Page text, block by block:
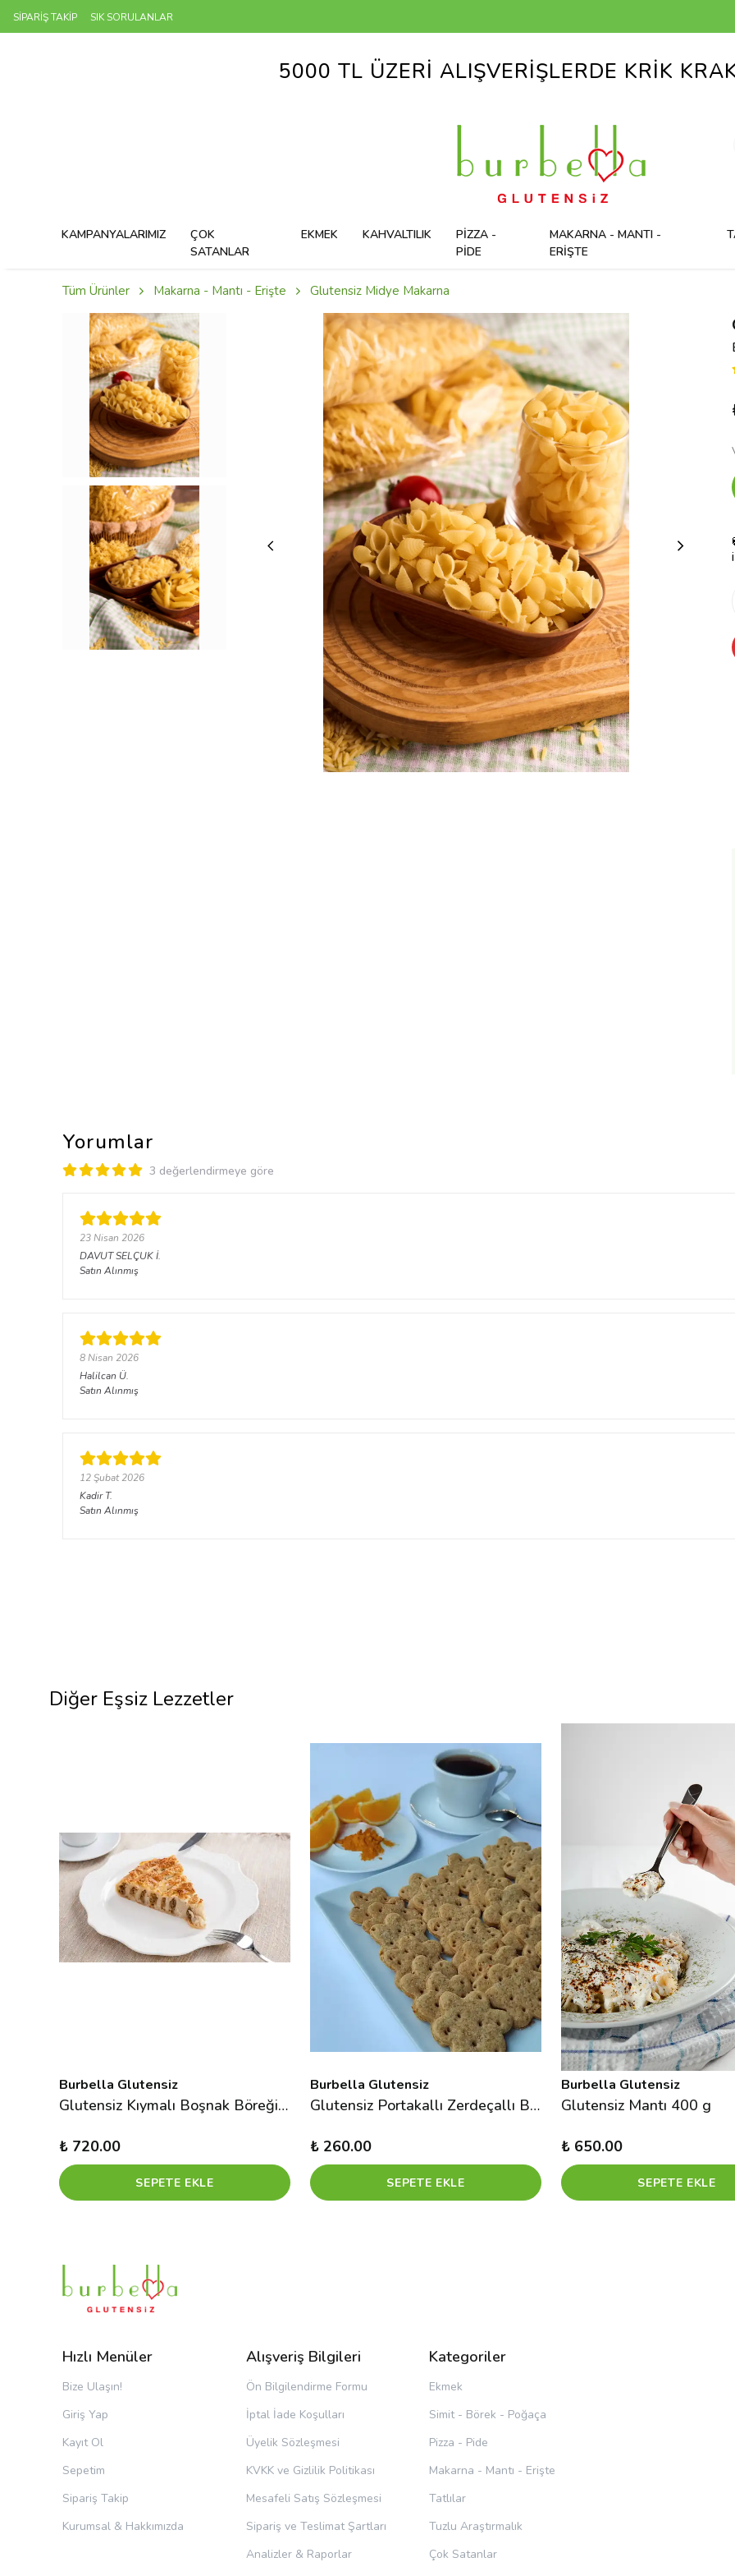
SİPARİŞ TAKİP SIK SORULANLAR
5000 TL ÜZERİ ALIŞVERİŞLERDE KRİK
KAMPANYALARIMIZ
ÇOK
SATANLAR
EKMEK KAHVALTILIK
PİZZA -
PİDE
MAKARNA - MANTI -
ERİŞTE
Tüm Ürünler Makarna - Mantı - Erişte Glutensiz Midye Makarna
Yorumlar
3 değerlendirmeye göre
23 Nisan 2026
DAVUT SELÇUKİ.
Satın Alınmış
8 Nisan 2026
Halilcan Ü.
Satın Alınmış
12 Şubat 2026
KadirT.
Satın Alınmış
Diğer Eşsiz Lezzetler
Burbella Glutensiz
Glutensiz Kıymalı Boşnak Böreği 400 g
₺ 720.00
SEPETE EKLE
Burbella Glutensiz
Glutensiz Portakallı Zerdeçallı Bisküvi
₺ 260.00
SEPETE EKLE
Burbella Glutensiz
Glutensiz Mantı 400 g
₺ 650.00
SEPETE EKLE
Hızlı Menüler
Bize Ulaşın!
Giriş Yap
Kayıt Ol
Sepetim
Sipariş Takip
Kurumsal & Hakkımızda
Alışveriş Bilgileri
Ön Bilgilendirme Formu
İptal İade Koşulları
Üyelik Sözleşmesi
KVKK ve Gizlilik Politikası
Mesafeli Satış Sözleşmesi
Sipariş ve Teslimat Şartları
Analizler & Raporlar
Kategoriler
Ekmek
Simit - Börek - Poğaça
Pizza - Pide
Makarna - Mantı - Erişte
Tatlılar
Tuzlu Araştırmalık
Çok Satanlar